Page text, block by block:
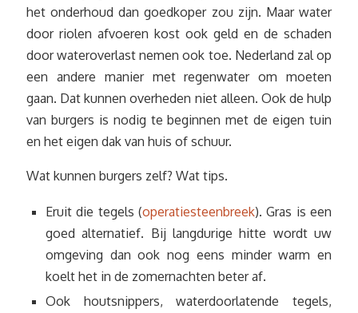
het onderhoud dan goedkoper zou zijn. Maar water
door riolen afvoeren kost ook geld en de schaden
door wateroverlast nemen ook toe. Nederland zal op
een andere manier met regenwater om moeten
gaan. Dat kunnen overheden niet alleen. Ook de hulp
van burgers is nodig te beginnen met de eigen tuin
en het eigen dak van huis of schuur.
Wat kunnen burgers zelf? Wat tips.
Eruit die tegels (operatiesteenbreek). Gras is een
goed alternatief. Bij langdurige hitte wordt uw
omgeving dan ook nog eens minder warm en
koelt het in de zomernachten beter af.
Ook houtsnippers, waterdoorlatende tegels,